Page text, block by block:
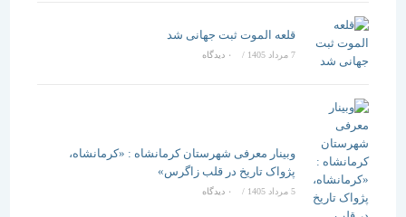
قلعه الموت ثبت جهانی شد
/ ۰ دیدگاه
وبینار معرفی شهرستان کرمانشاه : «کرمانشاه،
پژواک تاریخ در قلب زاگرس»
5 مرداد 1405 / ۰ دیدگاه